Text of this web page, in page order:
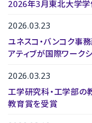
2026年3月東北大学学
2026.03.23
ユネスコ・バンコク事
アティブが国際ワーク
2026.03.23
工学研究科・工学部
教育賞を受賞